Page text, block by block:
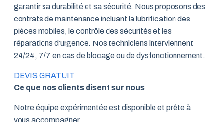
garantir sa durabilité et sa sécurité. Nous proposons des
contrats de maintenance incluant la lubrification des
pièces mobiles, le contrôle des sécurités et les
réparations d’urgence. Nos techniciens interviennent
24/24, 7/7 en cas de blocage ou de dysfonctionnement.
DEVIS GRATUIT
Ce que nos clients disent sur nous
Notre équipe expérimentée est disponible et prête à
vous accompagner.